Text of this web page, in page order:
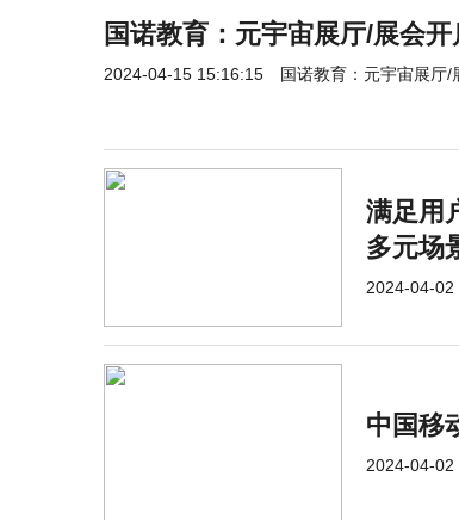
国诺教育：元宇宙展厅/展会
2024-04-15 15:16:15 国诺教育：元宇宙展厅
满足用
多元场
2024-04-02
中国移
2024-04-02